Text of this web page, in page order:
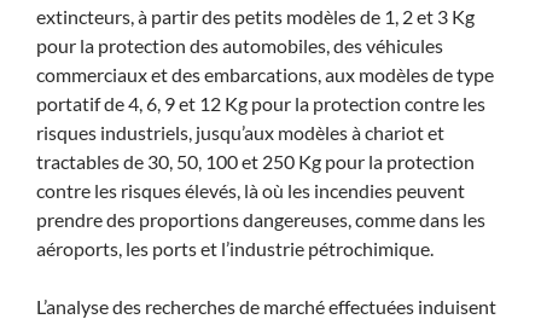
extincteurs, à partir des petits modèles de 1, 2 et 3 Kg
pour la protection des automobiles, des véhicules
commerciaux et des embarcations, aux modèles de type
portatif de 4, 6, 9 et 12 Kg pour la protection contre les
risques industriels, jusqu’aux modèles à chariot et
tractables de 30, 50, 100 et 250 Kg pour la protection
contre les risques élevés, là où les incendies peuvent
prendre des proportions dangereuses, comme dans les
aéroports, les ports et l’industrie pétrochimique.
L’analyse des recherches de marché effectuées induisent